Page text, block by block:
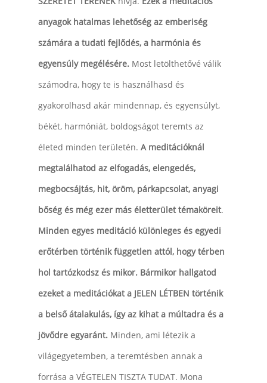
anyagok hatalmas lehetőség az emberiség
számára a tudati fejlődés, a harmónia és
egyensúly megélésére. Most letölthetővé válik
számodra, hogy te is használhasd és
gyakorolhasd akár mindennap, és egyensúlyt,
békét, harmóniát, boldogságot teremts az
életed minden területén. A meditációknál
megtalálhatod az elfogadás, elengedés,
megbocsájtás, hit, öröm, párkapcsolat, anyagi
bőség és még ezer más életterület témaköreit.
Minden egyes meditáció különleges és egyedi
erőtérben történik független attól, hogy térben
hol tartózkodsz és mikor. Bármikor hallgatod
ezeket a meditációkat a JELEN LÉTBEN történik
a belső átalakulás, így az kihat a múltadra és a
jövődre egyaránt. Minden, ami létezik a
világegyetemben, a teremtésben annak a
forrása a VÉGTELEN TISZTA TUDAT. Mona